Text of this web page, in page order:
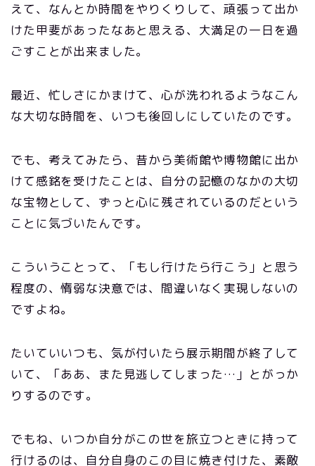
えて、なんとか時間をやりくりして、頑張って出か
けた甲斐があったなあと思える、大満足の一日を過
ごすことが出来ました。
最近、忙しさにかまけて、心が洗われるようなこん
な大切な時間を、いつも後回しにしていたのです。
でも、考えてみたら、昔から美術館や博物館に出か
けて感銘を受けたことは、自分の記憶のなかの大切
な宝物として、ずっと心に残されているのだという
ことに気づいたんです。
こういうことって、「もし行けたら行こう」と思う
程度の、惰弱な決意では、間違いなく実現しないの
ですよね。
たいていいつも、気が付いたら展示期間が終了して
いて、「ああ、また見逃してしまった…」とがっか
りするのです。
でもね、いつか自分がこの世を旅立つときに持って
行けるのは、自分自身のこの目に焼き付けた、素敵